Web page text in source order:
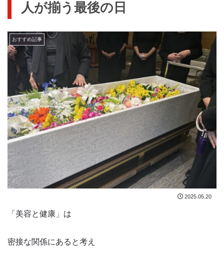
人が揃う最後の日
おすすめ記事
2025.05.20
「美容と健康」は
密接な関係にあると考え